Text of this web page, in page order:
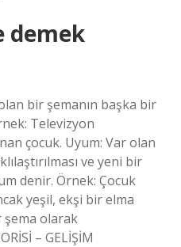
demek
bir şemanın başka bir
Televizyon
çocuk. Uyum: Var olan
ve yeni bir
denir. Örnek: Çocuk
yeşil, ekşi bir elma
şema olarak
– GELİŞİM